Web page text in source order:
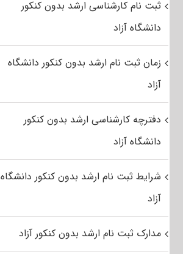
ثبت نام کارشناسی ارشد بدون کنکور
دانشگاه آزاد
زمان ثبت نام ارشد بدون کنکور دانشگاه
آزاد
دفترچه کارشناسی ارشد بدون کنکور
دانشگاه آزاد
شرایط ثبت نام ارشد بدون کنکور دانشگاه
آزاد
مدارک ثبت نام ارشد بدون کنکور آزاد